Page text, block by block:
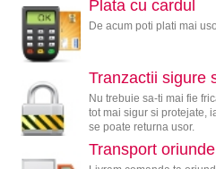
Plata cu cardul
De acum poti plati mai
Tranzactii sigure
Nu trebuie sa-ti mai fie
tot mai sigur si protejate,
se poate returna usor.
Transport oriunde